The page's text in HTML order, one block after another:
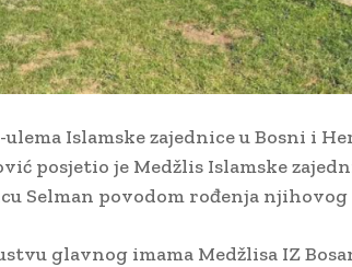
ulema Islamske zajednice u Bosni i
posjetio je Medžlis Islamske
Selman povodom rođenja njihovog
glavnog imama Medžlisa IZ